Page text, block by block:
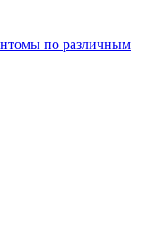
по различным